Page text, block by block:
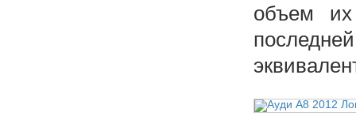
объем